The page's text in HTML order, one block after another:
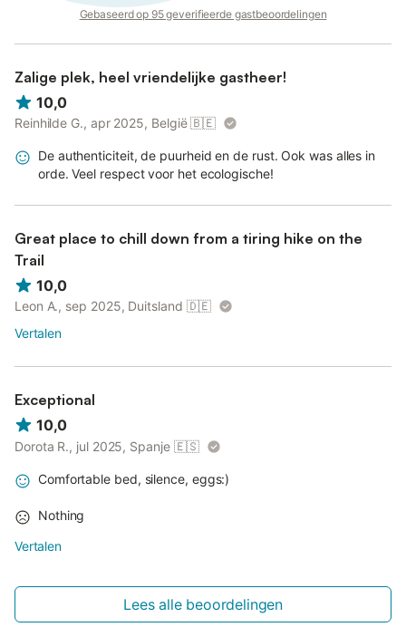
Gebaseerd op 95 geverifieerde gastbeoordelingen
Zalige plek, heel vriendelijke gastheer!
10,0
Reinhilde G., apr 2025, België 🇧🇪
De authenticiteit, de puurheid en de rust. Ook was alles in
orde. Veel respect voor het ecologische!
Great place to chill down from a tiring hike on the
Trail
10,0
Leon A., sep 2025, Duitsland 🇩🇪
Vertalen
Exceptional
10,0
Dorota R., jul 2025, Spanje 🇪🇸
Comfortable bed, silence, eggs:)
Nothing
Vertalen
Lees alle beoordelingen